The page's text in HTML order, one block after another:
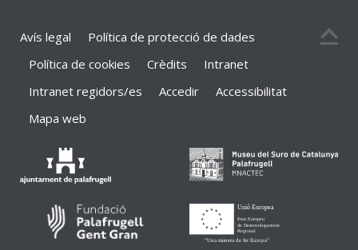
Avís legal
Política de protecció de dades
Política de cookies
Crèdits
Intranet
Intranet regidors/es
Accedir
Accessibilitat
Mapa web